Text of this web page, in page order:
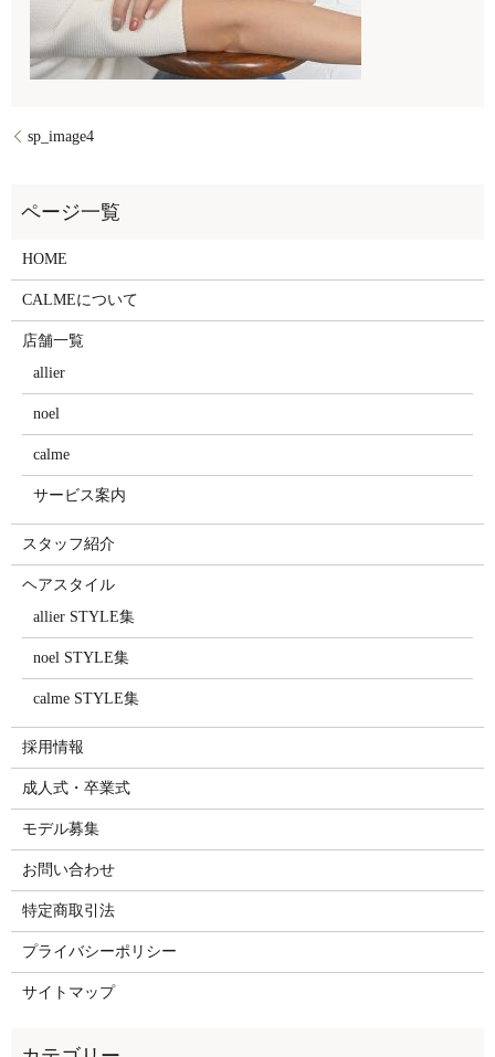
sp_image4
HOME
CALMEについて
店舗一覧
allier
noel
calme
サービス案内
スタッフ紹介
ヘアスタイル
allier STYLE集
noel STYLE集
calme STYLE集
採用情報
成人式・卒業式
モデル募集
お問い合わせ
特定商取引法
プライバシーポリシー
サイトマップ